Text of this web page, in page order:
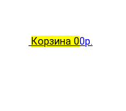
Корзина 00р.